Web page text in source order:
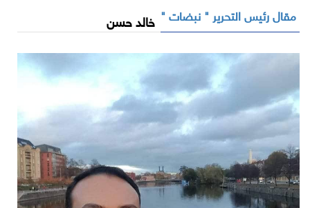
مقال رئيس التحرير " نبضات " خالد حسن